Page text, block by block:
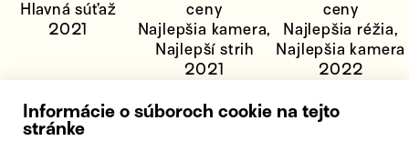
Hlavná súťaž
2021
ceny
Najlepšia kamera,
Najlepší strih
2021
ceny
Najlepšia réžia,
Najlepšia kamera
2022
Informácie o súboroch cookie na tejto
stránke